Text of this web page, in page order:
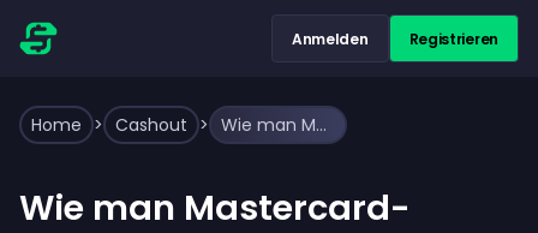
Anmelden Registrieren
Home > Cashout > Wie man Mastercard-Geschenkkarten bekommt
Wie man Mastercard-